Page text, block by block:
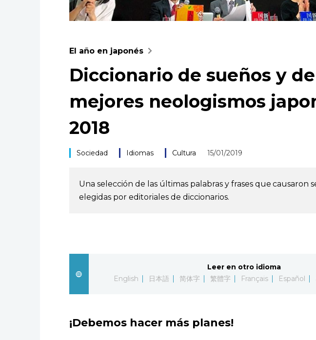
El año en japonés
Diccionario de sueños y
mejores neologismos
2018
Sociedad Idiomas Cultura 15/01/2019
Una selección de las últimas palabras y frases que causaron
elegidas por editoriales de diccionarios.
Leer en otro idioma
English
日本語 简体字 繁體字 Français Español
¡Debemos hacer más planes!